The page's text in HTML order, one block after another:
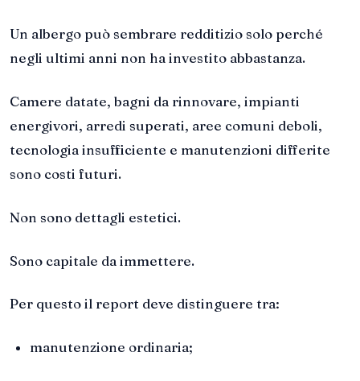
Un albergo può sembrare redditizio solo perché
negli ultimi anni non ha investito abbastanza.
Camere datate, bagni da rinnovare, impianti
energivori, arredi superati, aree comuni deboli,
tecnologia insufficiente e manutenzioni differite
sono costi futuri.
Non sono dettagli estetici.
Sono capitale da immettere.
Per questo il report deve distinguere tra:
manutenzione ordinaria;